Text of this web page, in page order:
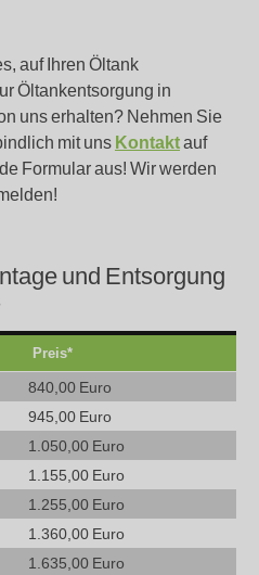
auf Ihren Öltank
Öltankentsorgung in
uns erhalten? Nehmen Sie
mit uns Kontaktauf
Formular aus! Wir werden
und Entsorgung
Preis*
840,00 Euro
945,00 Euro
1.050,00 Euro
1.155,00 Euro
1.255,00 Euro
1.360,00 Euro
1.635,00 Euro